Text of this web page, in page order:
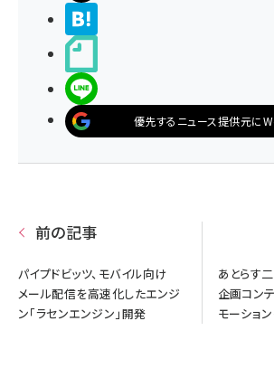
優先するニュース提供元に
前の記事
パイプドビッツ、モバイル向け
メール配信を高速化したエンジ
ン「ラセンエンジン」開発
あとらす
企画コン
モーショ